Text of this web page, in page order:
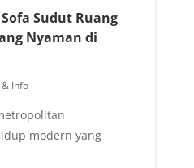
Sudut Ruang
Nyaman di
Info
modern yang